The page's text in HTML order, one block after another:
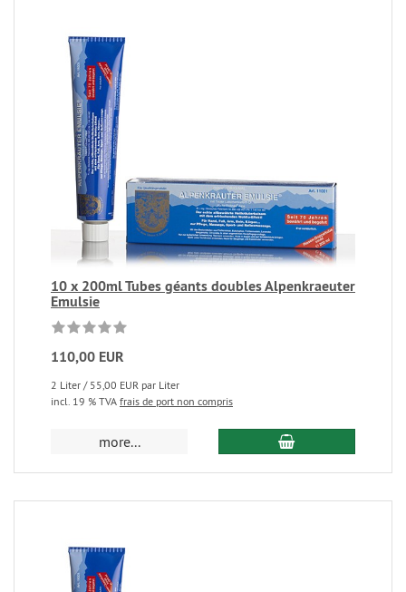
10 x 200ml Tubes géants doubles Alpenkraeuter
Emulsie
110,00 EUR
2 Liter / 55,00 EUR par Liter
incl. 19 % TVA frais de port non compris
more...